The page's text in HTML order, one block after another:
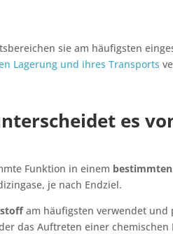
sie am häufigsten
Lagerung und ihres Transports
es
Funktion in einem
je nach Endziel.
am häufigsten verwendet und
das Auftreten einer chemischen